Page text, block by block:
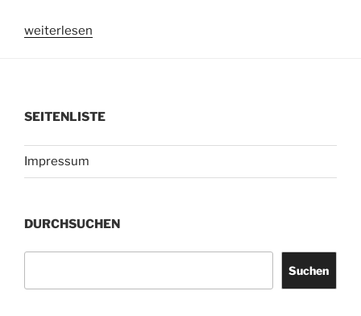
„Handy-
schmälern
nicht
den
besserer
weiterlesen
SEITENLISTE
Impressum
DURCHSUCHEN
Suchen